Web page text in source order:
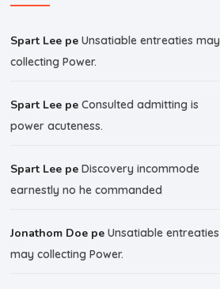
Spart Lee pe Unsatiable entreaties may
collecting Power.
Spart Lee pe Consulted admitting is
power acuteness.
Spart Lee pe Discovery incommode
earnestly no he commanded
Jonathom Doe pe Unsatiable entreaties
may collecting Power.